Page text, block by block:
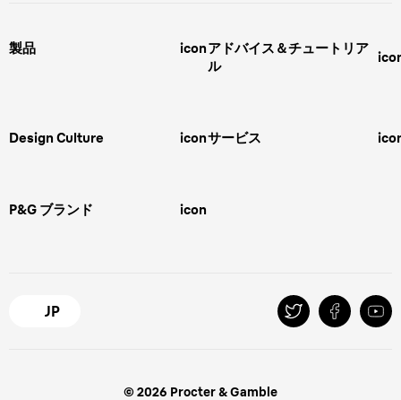
製品 icon
スキンケア
ipl脱毛
アドバイス＆チュートリア
ル
ボディグルーミング
Design Culture icon
Braun Brand & Products
サービス
P&G ブランド icon
マイレピ
JP
© 2026 Procter & Gamble